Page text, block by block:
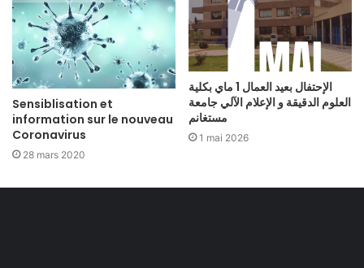
Sensiblisation et
information sur le nouveau
Coronavirus
28 mars 2020
الإحتفال بعيد العمال 1 ماي بكلية
العلوم الدقيقة و الإعلام الآلي جامعة
مستغانم
1 mai 2026